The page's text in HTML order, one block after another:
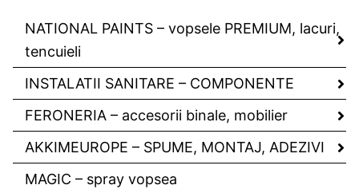
NATIONAL PAINTS – vopsele PREMIUM, lacuri,
tencuieli
INSTALATII SANITARE – COMPONENTE
FERONERIA – accesorii binale, mobilier
AKKIMEUROPE – SPUME, MONTAJ, ADEZIVI
MAGIC – spray vopsea